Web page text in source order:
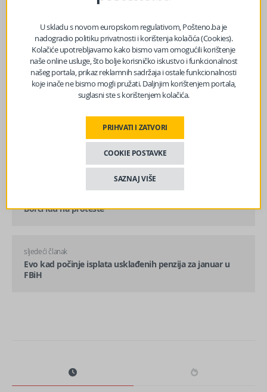
Borci idu na proteste
sljedeći članak
Evo kad počinje isplata usklađenih penzija za januar u
FBiH
U skladu s novom europskom regulativom, Pošteno.ba je
nadogradio politiku privatnosti i korištenja kolačića (Cookies).
Kolačiće upotrebljavamo kako bismo vam omogućili korištenje
naše online usluge, što bolje korisničko iskustvo i funkcionalnost
našeg portala, prikaz reklamnih sadržaja i ostale funkcionalnosti
koje inače ne bismo mogli pružati. Daljnjim korištenjem portala,
suglasni ste s korištenjem kolačića.
PRIHVATI I ZATVORI
COOKIE POSTAVKE
SAZNAJ VIŠE